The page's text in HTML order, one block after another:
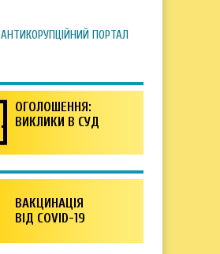
АНТИКОРУПЦІЙНИЙ ПОРТАЛ
ОГОЛОШЕННЯ:
ВИКЛИКИ В СУД
ВАКЦИНАЦІЯ
ВІД COVID-19